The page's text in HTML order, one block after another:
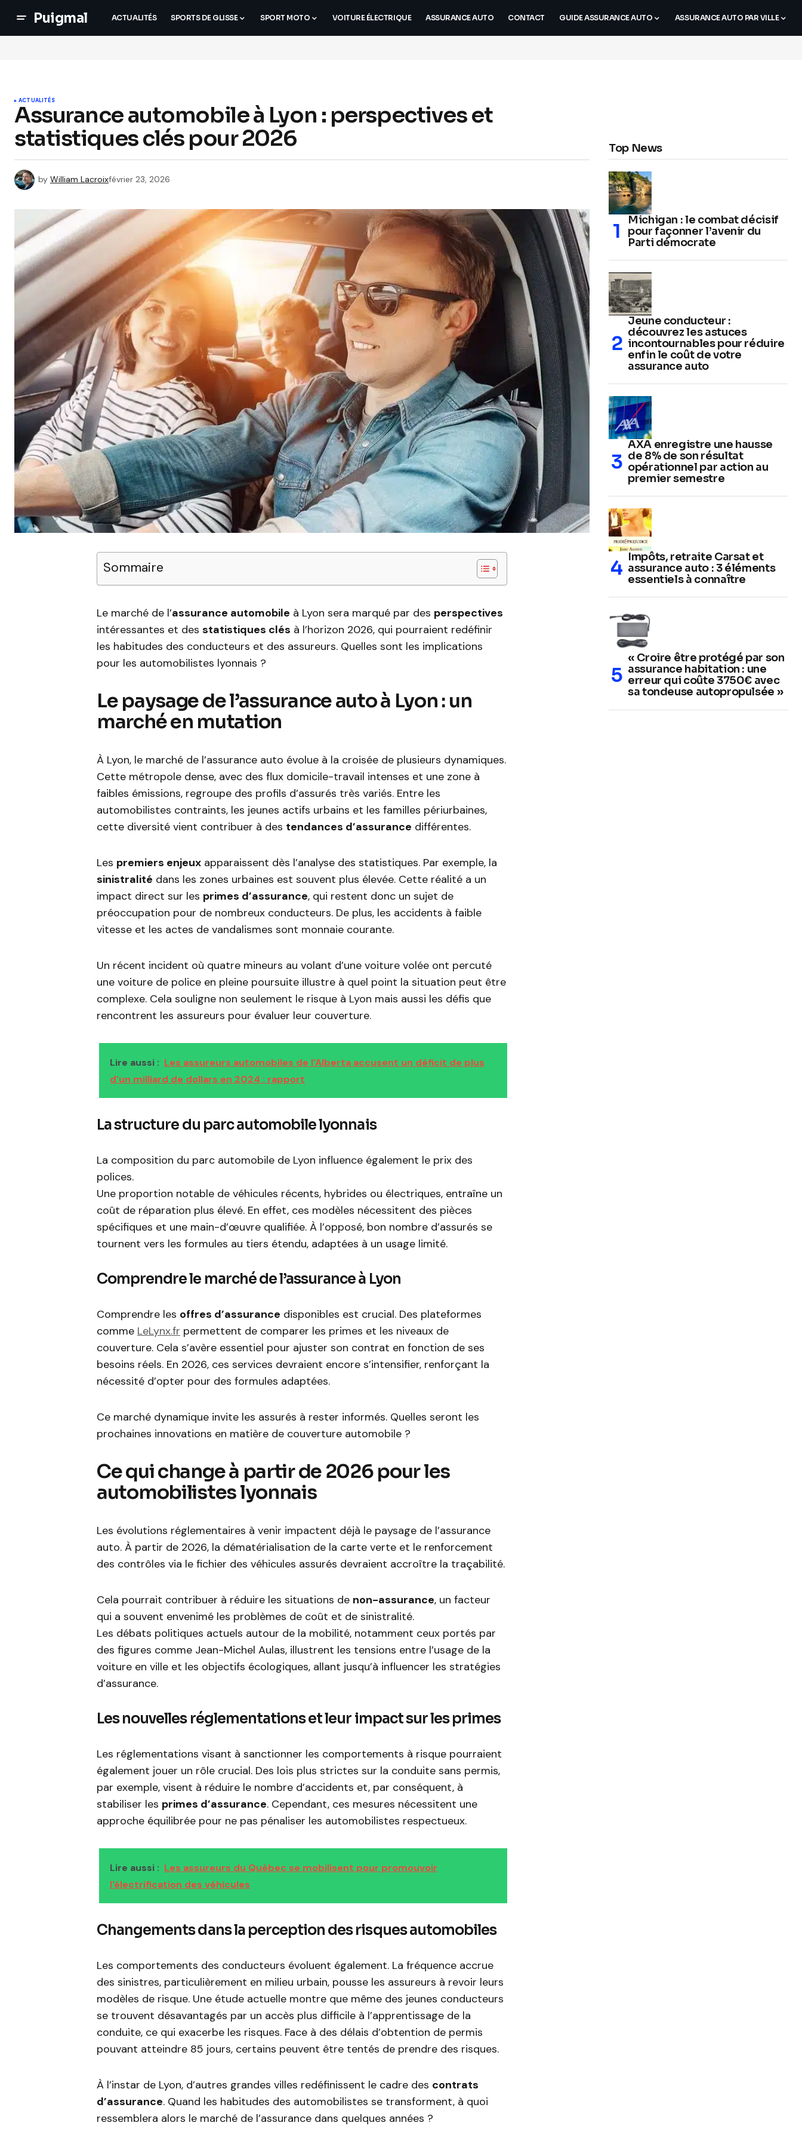
Puigmal ACTUALITÉS SPORTS DE GLISSE SPORT MOTO VOITURE ÉLECTRIQUE ASSURANCE AUTO CONTACT GUIDE ASSURANCE AUTO ASSURANCE AUTO PAR VILLE
ACTUALITÉS
Assurance automobile à Lyon : perspectives et
statistiques clés pour 2026
by William Lacroixfévrier 23, 2026
Sommaire
Le marché de l’assurance automobile à Lyon sera marqué par des perspectives
intéressantes et des statistiques clés à l’horizon 2026, qui pourraient redéfinir
les habitudes des conducteurs et des assureurs. Quelles sont les implications
pour les automobilistes lyonnais ?
Le paysage de l’assurance auto à Lyon : un
marché en mutation
À Lyon, le marché de l’assurance auto évolue à la croisée de plusieurs dynamiques.
Cette métropole dense, avec des flux domicile-travail intenses et une zone à
faibles émissions, regroupe des profils d’assurés très variés. Entre les
automobilistes contraints, les jeunes actifs urbains et les familles périurbaines,
cette diversité vient contribuer à des tendances d’assurance différentes.
Les premiers enjeux apparaissent dès l’analyse des statistiques. Par exemple, la
sinistralité dans les zones urbaines est souvent plus élevée. Cette réalité a un
impact direct sur les primes d’assurance, qui restent donc un sujet de
préoccupation pour de nombreux conducteurs. De plus, les accidents à faible
vitesse et les actes de vandalismes sont monnaie courante.
Un récent incident où quatre mineurs au volant d’une voiture volée ont percuté
une voiture de police en pleine poursuite illustre à quel point la situation peut être
complexe. Cela souligne non seulement le risque à Lyon mais aussi les défis que
rencontrent les assureurs pour évaluer leur couverture.
Lire aussi : Les assureurs automobiles de l'Alberta accusent un déficit de plus
d'un milliard de dollars en 2024 : rapport
La structure du parc automobile lyonnais
La composition du parc automobile de Lyon influence également le prix des
polices.
Une proportion notable de véhicules récents, hybrides ou électriques, entraîne un
coût de réparation plus élevé. En effet, ces modèles nécessitent des pièces
spécifiques et une main-d’œuvre qualifiée. À l’opposé, bon nombre d’assurés se
tournent vers les formules au tiers étendu, adaptées à un usage limité.
Comprendre le marché de l’assurance à Lyon
Comprendre les offres d’assurance disponibles est crucial. Des plateformes
comme LeLynx.fr permettent de comparer les primes et les niveaux de
couverture. Cela s’avère essentiel pour ajuster son contrat en fonction de ses
besoins réels. En 2026, ces services devraient encore s’intensifier, renforçant la
nécessité d’opter pour des formules adaptées.
Ce marché dynamique invite les assurés à rester informés. Quelles seront les
prochaines innovations en matière de couverture automobile ?
Ce qui change à partir de 2026 pour les
automobilistes lyonnais
Les évolutions réglementaires à venir impactent déjà le paysage de l’assurance
auto. À partir de 2026, la dématérialisation de la carte verte et le renforcement
des contrôles via le fichier des véhicules assurés devraient accroître la traçabilité.
Cela pourrait contribuer à réduire les situations de non-assurance, un facteur
qui a souvent envenimé les problèmes de coût et de sinistralité.
Les débats politiques actuels autour de la mobilité, notamment ceux portés par
des figures comme Jean-Michel Aulas, illustrent les tensions entre l’usage de la
voiture en ville et les objectifs écologiques, allant jusqu’à influencer les stratégies
d’assurance.
Les nouvelles réglementations et leur impact sur les primes
Les réglementations visant à sanctionner les comportements à risque pourraient
également jouer un rôle crucial. Des lois plus strictes sur la conduite sans permis,
par exemple, visent à réduire le nombre d’accidents et, par conséquent, à
stabiliser les primes d’assurance. Cependant, ces mesures nécessitent une
approche équilibrée pour ne pas pénaliser les automobilistes respectueux.
Lire aussi : Les assureurs du Québec se mobilisent pour promouvoir
l'électrification des véhicules
Changements dans la perception des risques automobiles
Les comportements des conducteurs évoluent également. La fréquence accrue
des sinistres, particulièrement en milieu urbain, pousse les assureurs à revoir leurs
modèles de risque. Une étude actuelle montre que même des jeunes conducteurs
se trouvent désavantagés par un accès plus difficile à l’apprentissage de la
conduite, ce qui exacerbe les risques. Face à des délais d’obtention de permis
pouvant atteindre 85 jours, certains peuvent être tentés de prendre des risques.
À l’instar de Lyon, d’autres grandes villes redéfinissent le cadre des contrats
d’assurance. Quand les habitudes des automobilistes se transforment, à quoi
ressemblera alors le marché de l’assurance dans quelques années ?
Top News
Michigan : le combat décisif
pour façonner l’avenir du
Parti démocrate
Jeune conducteur :
découvrez les astuces
incontournables pour réduire
enfin le coût de votre
assurance auto
AXA enregistre une hausse
de 8% de son résultat
opérationnel par action au
premier semestre
Impôts, retraite Carsat et
assurance auto : 3 éléments
essentiels à connaître
« Croire être protégé par son
assurance habitation : une
erreur qui coûte 3750€ avec
sa tondeuse autopropulsée »